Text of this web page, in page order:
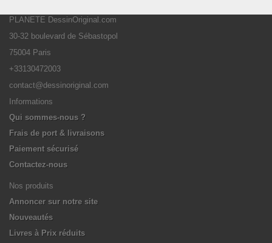
PLANETE DessinOriginal.com
30-32 boulevard de Sébastopol
75004 Paris
+33130472003
contact@dessinoriginal.com
Informations
Qui sommes-nous ?
Frais de port & livraisons
Paiement sécurisé
Contactez-nous
Nos produits
Annoncer sur notre site
Nouveautés
Livres à Prix réduits